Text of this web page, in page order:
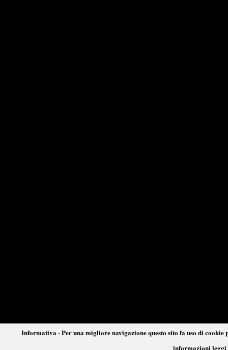
Informativa - Per una migliore navigazione questo sito fa uso di
informazioni leggi